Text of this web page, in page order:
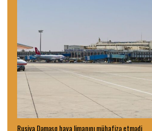
Rusiya Dəməşq hava limanını mühafizə etmədi